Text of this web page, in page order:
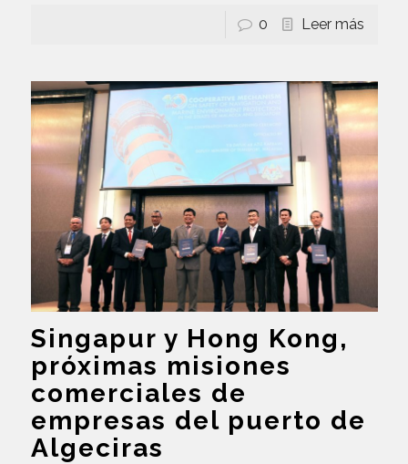
0 Leer más
Singapur y Hong Kong,
próximas misiones
comerciales de
empresas del puerto de
Algeciras